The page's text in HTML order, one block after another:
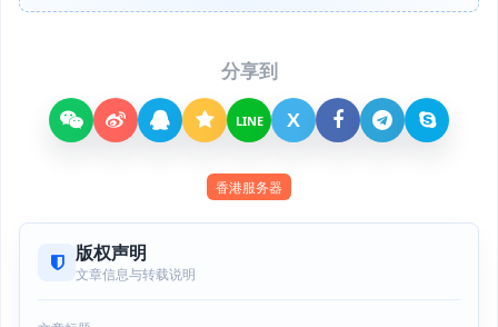
分享到
LINE X
香港服务器
版权声明
文章信息与转载说明